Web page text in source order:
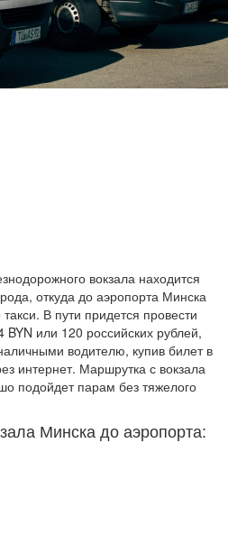
вокзала находится
откуда до аэропорта Минска
В пути придется провести
BYN или 120 российских рублей,
водителю, купив билет в
интернет. Маршрутка с вокзала
подойдет парам без тяжелого
Минска до аэропорта: